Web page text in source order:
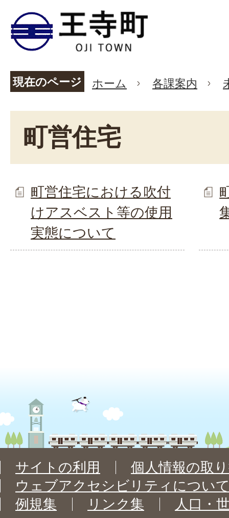
現在のページ ホーム 各課案内
町営住宅
町営住宅における吹付
けアスベスト等の使用
実態について
サイトの利用
個人情報の取
ウェブアクセシビリティについ
例規集
リンク集 人口・